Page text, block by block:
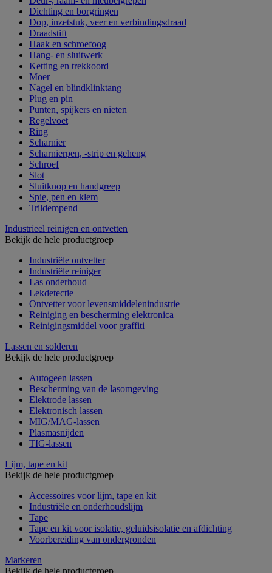
Dichting en borgringen
Dop, inzetstuk, veer en verbindingsdraad
Draadstift
Haak en schroefoog
Hang- en sluitwerk
Ketting en trekkoord
Moer
Nagel en blindklinktang
Plug en pin
Punten, spijkers en nieten
Regelvoet
Ring
Scharnier
Scharnierpen, -strip en geheng
Schroef
Slot
Sluitknop en handgreep
Spie, pen en klem
Trildempend
Industrieel reinigen en ontvetten
Bekijk de hele productgroep
Industriële ontvetter
Industriële reiniger
Las onderhoud
Lekdetectie
Ontvetter voor levensmiddelenindustrie
Reiniging en bescherming elektronica
Reinigingsmiddel voor graffiti
Lassen en solderen
Bekijk de hele productgroep
Autogeen lassen
Bescherming van de lasomgeving
Elektrode lassen
Elektronisch lassen
MIG/MAG-lassen
Plasmasnijden
TIG-lassen
Lijm, tape en kit
Bekijk de hele productgroep
Accessoires voor lijm, tape en kit
Industriële en onderhoudslijm
Tape
Tape en kit voor isolatie, geluidsisolatie en afdichting
Voorbereiding van ondergronden
Markeren
Bekijk de hele productgroep